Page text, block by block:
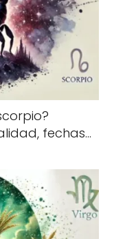
fechas...